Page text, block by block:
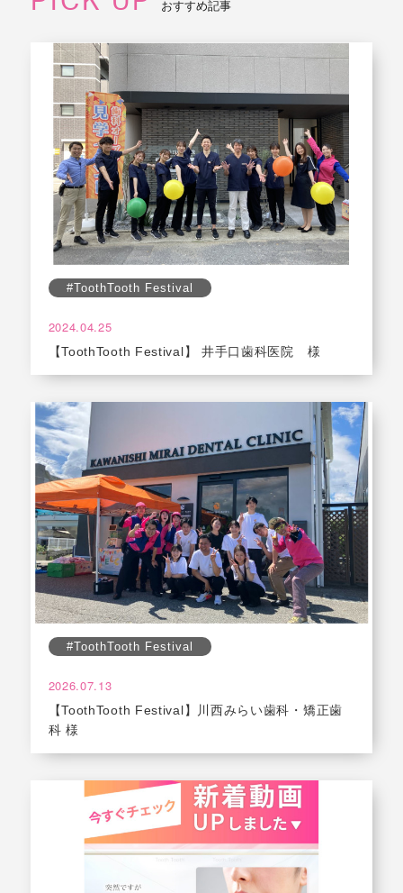
おすすめ記事
#ToothTooth Festival
2024.04.25
【ToothTooth Festival】 井手口歯科医院 様
#ToothTooth Festival
2026.07.13
【ToothTooth Festival】川西みらい歯科・矯正歯
科 様